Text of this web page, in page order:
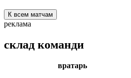
К всем матчам
реклама
склад команди
вратарь